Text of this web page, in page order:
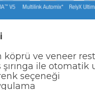
köprü ve veneer
şırınga ile otomatik
seçeneği